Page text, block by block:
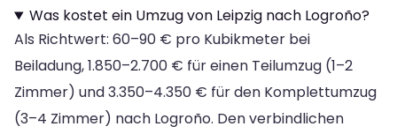
Was kostet ein Umzug von Leipzig nach Logroño?
Als Richtwert: 60–90 € pro Kubikmeter bei
Beiladung, 1.850–2.700 € für einen Teilumzug (1–2
Zimmer) und 3.350–4.350 € für den Komplettumzug
(3–4 Zimmer) nach Logroño. Den verbindlichen